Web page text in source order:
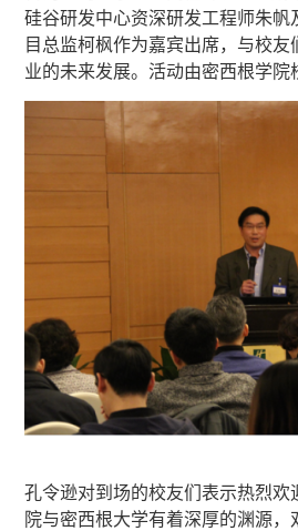
硅谷研发中心资深研发工程师朱
目总监柯枫作为嘉宾出席，与校
业的未来发展。活动由密西根学院
孔令逊对到场的校友们表示热烈
院与密西根大学有着深厚的渊源